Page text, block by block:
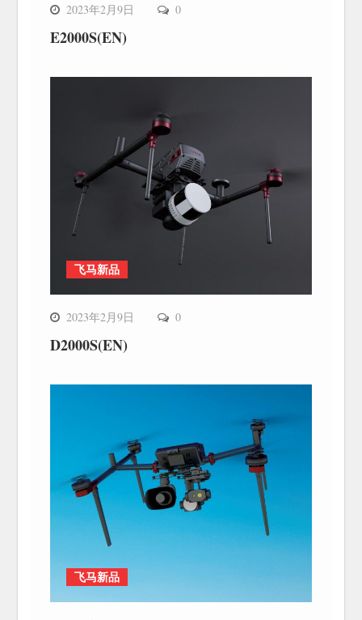
2023年2月9日 0
E2000S(EN)
飞马新品
2023年2月9日 0
D2000S(EN)
飞马新品